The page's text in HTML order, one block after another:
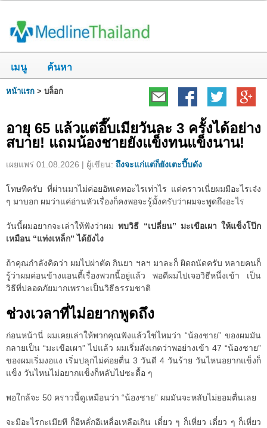
เมนู ค้นหา
หน้าแรก > บล็อก
อายุ 65 แล้วแต่อึ๊บเมียวันละ 3 ครั้งได้อย่าง
สบาย! แถมน้องชายยังแข็งทนแข็งนาน!
เผยแพร่ 01.08.2026 | ผู้เขียน: ถึงจะแก่แต่ก็ยังเตะปี๊บดัง
โทษทีครับ ที่ผ่านมาไม่ค่อยอัพเดทอะไรเท่าไร แต่คราวเนี่ยผมมีอะไรเจ๋ง
ๆ มาบอก ผมว่าแค่อ่านหัวเรื่องก็คงพอจะรู้มั้งครับว่าผมจะพูดถึงอะไร
วันนี้ผมอยากจะเล่าให้ฟังว่าผมพบวิธี “เปลี่ยน” มะเขือเผา ให้แข็งโป๊ก
เหมือน “แท่งเหล็ก” ได้ยังไง
ถ้าคุณกำลังคิดว่า ผมไปผ่าตัด กินยา ฯลฯ มาละก็ ผิดถนัดครับ หลายคนก็
รู้ว่าผมค่อนข้างแอนตี้เรื่องพวกนี้อยู่แล้ว พอดีผมไปเจอวิธีหนึ่งเข้า เป็น
วิธีที่ปลอดภัยมากเพราะเป็นวิธีธรรมชาติ
ช่วงเวลาที่ไม่อยากพูดถึง
ก่อนหน้านี่ ผมเคยเล่าให้พวกคุณฟังแล้วใช่ไหมว่า “น้องชาย” ของผมมัน
กลายเป็น “มะเขือเผา” ไปแล้ว ผมเริ่มสังเกตว่าพอย่างเข้า 47 “น้องชาย”
ของผมเริ่มงอแง เริ่มปลุกไม่ค่อยตื่น 3 วันดี 4 วันร้าย วันไหนอยากแข็งก็
แข็ง วันไหนไม่อยากแข็งก็หลับไปซะดื้อ ๆ
พอใกล้จะ 50 คราวนี้ดูเหมือนว่า “น้องชาย” ผมมันจะหลับไม่ยอมตื่นเลย
จะมีอะไรกะเมียที ก็อีหลั่กอีเหลื่อเหลือเกิน เดี๋ยว ๆ ก็เหี่ยว เดี๋ยว ๆ ก็เหี่ยว